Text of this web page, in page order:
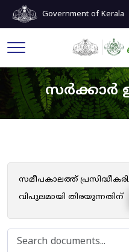
Government of Kerala
സമീപകാലത്ത്
വിപുലമായി തിരയുന്നതിന്